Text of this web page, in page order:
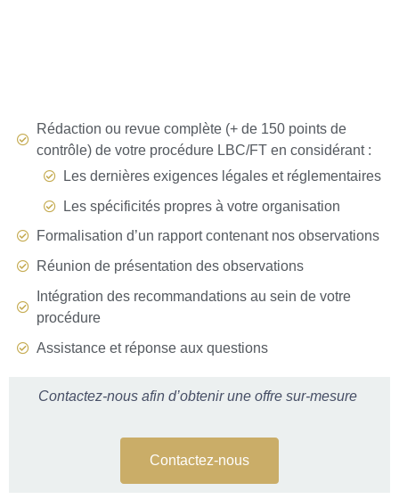
Rédaction ou revue complète (+ de 150 points de
contrôle) de votre procédure LBC/FT en considérant :
Les dernières exigences légales et réglementaires
Les spécificités propres à votre organisation
Formalisation d’un rapport contenant nos observations
Réunion de présentation des observations
Intégration des recommandations au sein de votre
procédure
Assistance et réponse aux questions
Contactez-nous afin d’obtenir une offre sur-mesure
Contactez-nous